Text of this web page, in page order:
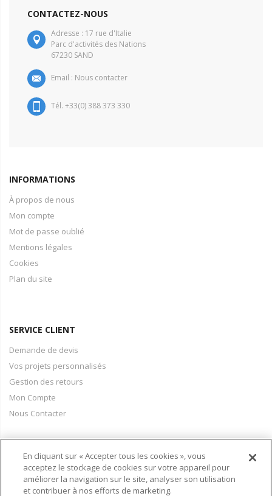
CONTACTEZ-NOUS
Adresse : 17 rue d'Italie
Parc d'activités des Nations
67230 SAND
Email : Nous contacter
Tél. +33(0) 388 373 330
INFORMATIONS
À propos de nous
Mon compte
Mot de passe oublié
Mentions légales
Cookies
Plan du site
SERVICE CLIENT
Demande de devis
Vos projets personnalisés
Gestion des retours
Mon Compte
Nous Contacter
PAIEMENT & LIVRAISON
Conditions Générales de Vente
En cliquant sur « Accepter tous les cookies », vous
acceptez le stockage de cookies sur votre appareil pour
améliorer la navigation sur le site, analyser son utilisation
et contribuer à nos efforts de marketing.